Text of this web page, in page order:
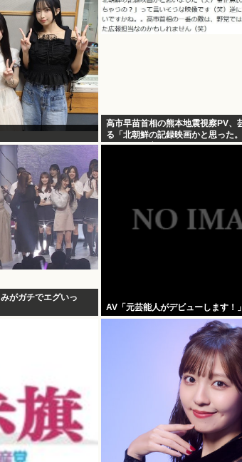
高市早苗首相の熊本地震視察PV、
る「北朝鮮の記録映画かと思った
りすぎって言うぞ」
がガチでエグいっ
AV「元芸能人がデビューします！」